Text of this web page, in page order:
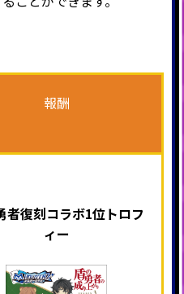
報酬
者復刻コラボ1位トロフ
ィー